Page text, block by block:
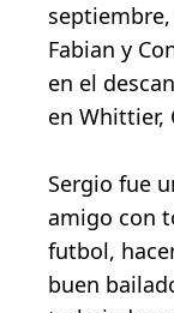
Fabian y
en el
en Whittier,
Sergio fue
amigo con
futbol,
buen